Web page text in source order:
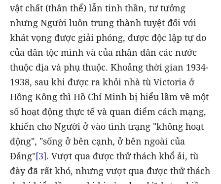
vật chất (thân thể) lẫn tinh thần, tư tưởng
nhưng Người luôn trung thành tuyệt đối với
khát vọng được giải phóng, được độc lập tự do
của dân tộc mình và của nhân dân các nước
thuộc địa và phụ thuộc. Khoảng thời gian 1934-
1938, sau khi được ra khỏi nhà tù Victoria ở
Hồng Kông thì Hồ Chí Minh bị hiểu lầm về một
số hoạt động thực tế và quan điểm cách mạng,
khiến cho Người ở vào tình trạng "không hoạt
động", "sống ở bên cạnh, ở bên ngoài của
Đảng"[3]. Vượt qua được thử thách khổ ải, tù
đày đã rất khó, nhưng vượt qua được thử thách